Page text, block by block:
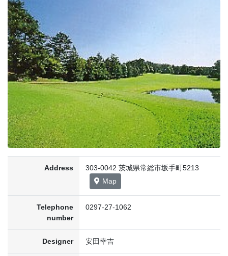
Address
303-0042 茨城県常総市坂手町5213
Map
Telephone
number
0297-27-1062
Designer 安田幸吉